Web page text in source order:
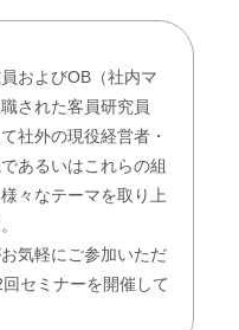
およびOB（社内マ
された客員研究員
社外の現役経営者・
あるいはこれらの組
々なテーマを取り上
気軽にご参加いただ
セミナーを開催して